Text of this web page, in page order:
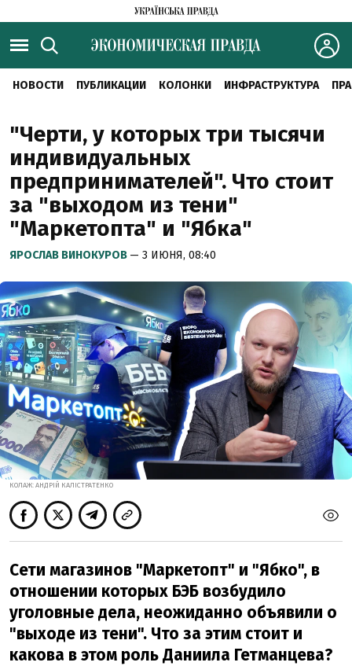
НОВОСТИ ПУБЛИКАЦИИ КОЛОНКИ ИНФРАСТРУКТУРА
"Черти, у которых три тысячи
индивидуальных
предпринимателей". Что стоит
за "выходом из тени"
"Маркетопта" и "Ябка"
ЯРОСЛАВ ВИНОКУРОВ — 3 ИЮНЯ, 08:40
КОЛАЖ: АНДРІЙ КАЛІСТРАТЕНКО
Сети магазинов "Маркетопт" и "Ябко", в
отношении которых БЭБ возбудило
уголовные дела, неожиданно объявили о
"выходе из тени". Что за этим стоит и
какова в этом роль Даниила Гетманцева?